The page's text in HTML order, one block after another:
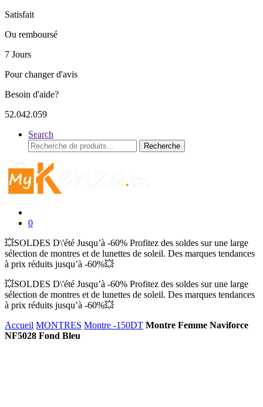
Satisfait
Ou remboursé
7 Jours
Pour changer d'avis
Besoin d'aide?
52.042.059
Search
Recherche
pour :
Recherche
0
💥SOLDES D\'été Jusqu’à -60% Profitez des soldes sur une large
sélection de montres et de lunettes de soleil. Des marques tendances
à prix réduits jusqu’à -60%💥
💥SOLDES D\'été Jusqu’à -60% Profitez des soldes sur une large
sélection de montres et de lunettes de soleil. Des marques tendances
à prix réduits jusqu’à -60%💥
Accueil MONTRES Montre -150DT Montre Femme Naviforce
NF5028 Fond Bleu